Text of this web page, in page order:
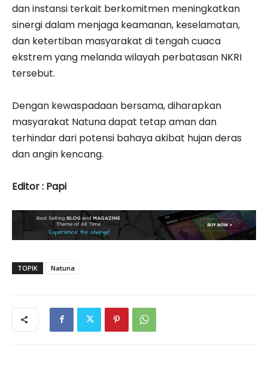
dan instansi terkait berkomitmen meningkatkan
sinergi dalam menjaga keamanan, keselamatan,
dan ketertiban masyarakat di tengah cuaca
ekstrem yang melanda wilayah perbatasan NKRI
tersebut.
‎Dengan kewaspadaan bersama, diharapkan
masyarakat Natuna dapat tetap aman dan
terhindar dari potensi bahaya akibat hujan deras
dan angin kencang.
‎Editor : Papi
TOPIK Natuna